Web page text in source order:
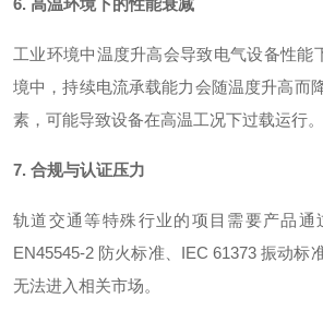
6. 高温环境下的性能衰减
工业环境中温度升高会导致电气设备性能
境中，持续电流承载能力会随温度升高而
素，可能导致设备在高温工况下过载运行。
7. 合规与认证压力
轨道交通等特殊行业的项目需要产品通
EN45545-2 防火标准、IEC 61373 振动标
无法进入相关市场。